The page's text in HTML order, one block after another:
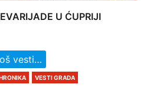
U ĆUPRIJI
vesti…
VESTI GRADA